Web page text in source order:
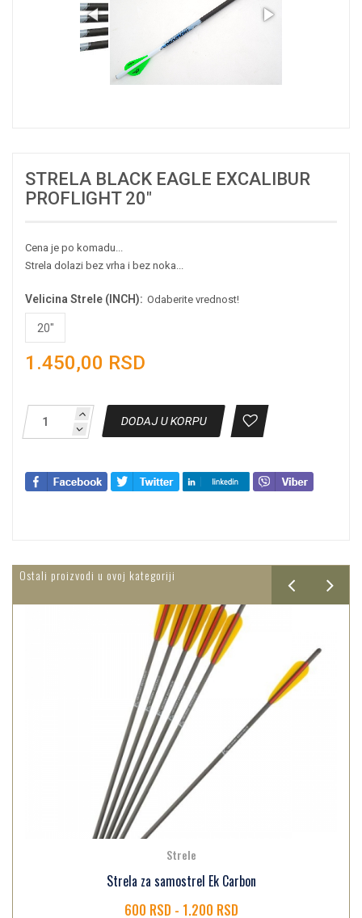
STRELA BLACK EAGLE EXCALIBUR
PROFLIGHT 20"
Cena je po komadu...
Strela dolazi bez vrha i bez noka...
Velicina Strele (INCH): Odaberite vrednost!
20"
1.450,00 RSD
DODAJ U KORPU
Ostali proizvodi u ovoj kategoriji
Strele
Strela za samostrel Ek Carbon
600 RSD - 1.200 RSD